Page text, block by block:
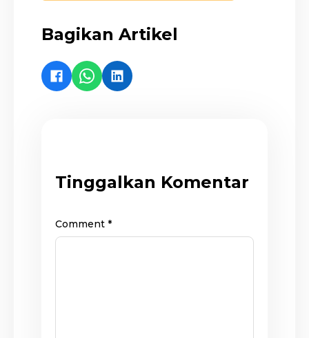
Bagikan Artikel
Tinggalkan Komentar
Comment *